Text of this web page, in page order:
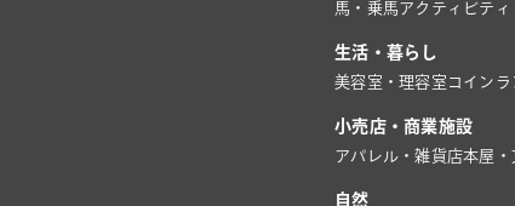
馬・乗馬アクティビティ
生活・暮らし
美容室・理容室 コイン
小売店・商業施設
アパレル・雑貨店本屋・
自然